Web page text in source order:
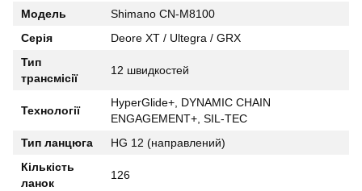
Модель
Shimano CN-M8100
Серія
Deore XT / Ultegra / GRX
Тип
трансмісії
12 швидкостей
Технології
HyperGlide+, DYNAMIC CHAIN
ENGAGEMENT+, SIL-TEC
Тип ланцюга
HG 12 (направлений)
Кількість
ланок
126